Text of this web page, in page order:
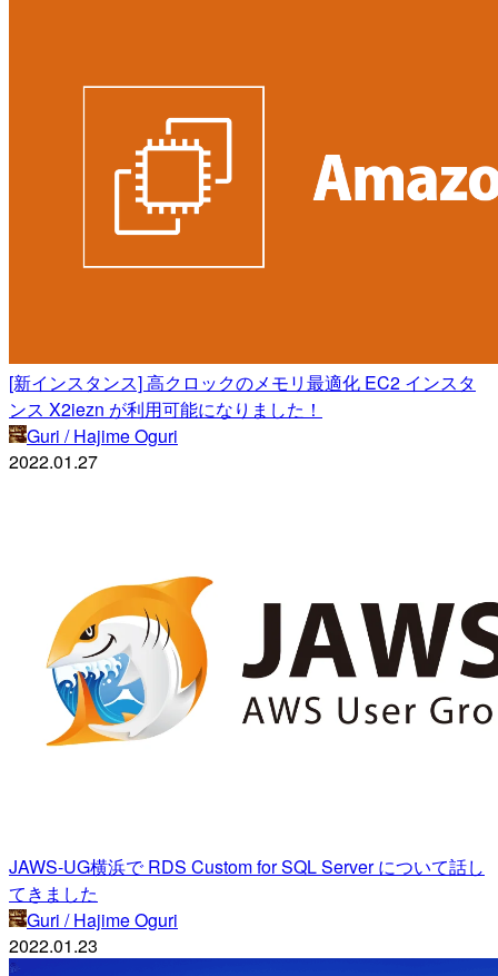
[新インスタンス] 高クロックのメモリ最適化 EC2 インスタ
ンス X2iezn が利用可能になりました！
Guri / Hajime Oguri
2022.01.27
JAWS-UG横浜で RDS Custom for SQL Server について話し
てきました
Guri / Hajime Oguri
2022.01.23